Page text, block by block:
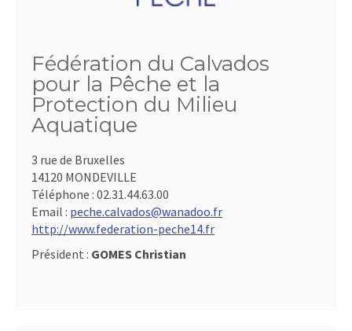
Fédération du Calvados
pour la Pêche et la
Protection du Milieu
Aquatique
3 rue de Bruxelles
14120 MONDEVILLE
Téléphone : 02.31.44.63.00
Email : peche.calvados@wanadoo.fr
http://www.federation-peche14.fr
Président : GOMES Christian